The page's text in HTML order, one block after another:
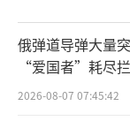
俄弹道导弹大量
“爱国者”耗尽
2026-08-07 07:45:42